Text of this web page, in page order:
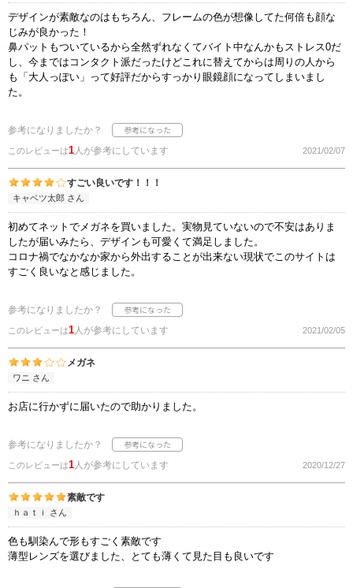
デザインが素敵なのはもちろん、フレームの色が想像してた何倍も顔な
じみが良かった！
鼻パットもついているから全然ずれなくてバイト中なんかもストレス0だ
し、今まではコンタクト派だったけどこれに替えてからは周りの人から
も「大人っぽい」って好評だからすっかり眼鏡顔になってしまいまし
た。
参考になりましたか？
このレビューは1人が参考にしています 2021/02/07
すごい良いです！！！
キャベツ太郎 さん
初めてネットでメガネを買いました。実物見ていないので不安はありま
したが届いみたら、デザインも可愛くて満足しました。
コロナ禍でなかなか家から外出することが出来ない現状でこのサイトは
すごく良いなと感じました。
参考になりましたか？
このレビューは1人が参考にしています 2021/02/05
メガネ
ワニ さん
お店に行かずに届いたので助かりました。
参考になりましたか？
このレビューは1人が参考にしています 2020/12/27
素敵です
ｈａｔｉ さん
色も馴染んで形もすごく素敵です
薄型レンズを選びました、とても薄くて見た目も良いです